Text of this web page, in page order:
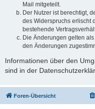
Mail mitgeteilt.
Der Nutzer ist berechtigt,
des Widerspruchs erlischt
bestehende
Die Änderungen gelten
den Änderungen
Informationen über den
sind in der
Foren-Übersicht